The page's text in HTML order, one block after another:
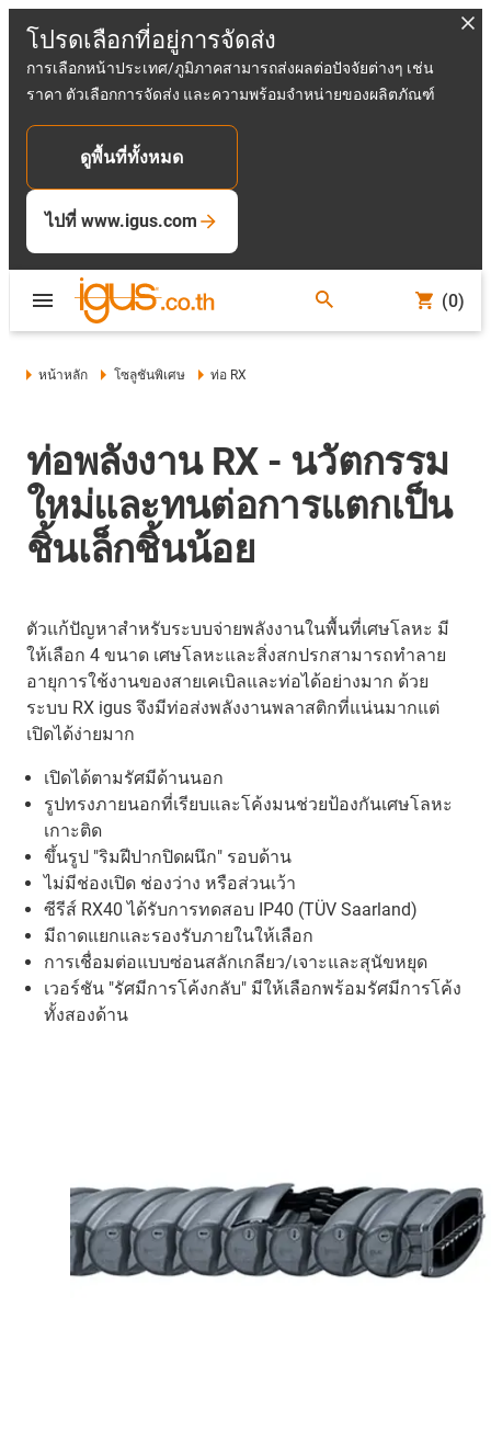
โปรดเลือกที่อยู่การจัดส่ง
การเลือกหน้าประเทศ/ภูมิภาคสามารถส่งผลต่อปัจจัยต่างๆ เช่น
ราคา ตัวเลือกการจัดส่ง และความพร้อมจำหน่ายของผลิตภัณฑ์
ดูพื้นที่ทั้งหมด
ไปที่ www.igus.com
(0)
หน้าหลัก โซลูชันพิเศษ ท่อ RX
ท่อพลังงาน RX - นวัตกรรม
ใหม่และทนต่อการแตกเป็น
ชิ้นเล็กชิ้นน้อย
ตัวแก้ปัญหาสำหรับระบบจ่ายพลังงานในพื้นที่เศษโลหะ มี
ให้เลือก 4 ขนาด เศษโลหะและสิ่งสกปรกสามารถทำลาย
อายุการใช้งานของสายเคเบิลและท่อได้อย่างมาก ด้วย
ระบบ RX igus จึงมีท่อส่งพลังงานพลาสติกที่แน่นมากแต่
เปิดได้ง่ายมาก
เปิดได้ตามรัศมีด้านนอก
รูปทรงภายนอกที่เรียบและโค้งมนช่วยป้องกันเศษโลหะ
เกาะติด
ขึ้นรูป "ริมฝีปากปิดผนึก" รอบด้าน
ไม่มีช่องเปิด ช่องว่าง หรือส่วนเว้า
ซีรีส์ RX40 ได้รับการทดสอบ IP40 (TÜV Saarland)
มีถาดแยกและรองรับภายในให้เลือก
การเชื่อมต่อแบบซ่อนสลักเกลียว/เจาะและสุนัขหยุด
เวอร์ชัน "รัศมีการโค้งกลับ" มีให้เลือกพร้อมรัศมีการโค้ง
ทั้งสองด้าน